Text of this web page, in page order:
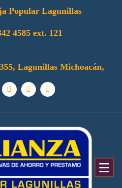
Popular Lagunillas
4585 ext. 121
Lagunillas Michoacán,